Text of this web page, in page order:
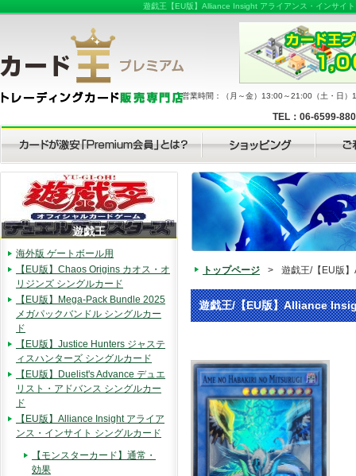
遊戯王【EU版】Alliance Insight アライアンス・インサイ
営業時間：（月～金）13:00～21:00（土・日
TEL：06-6599-
トップページ > 遊戯王/【EU版
遊戯王/【EU版】Alliance
遊戯王
海外版 ゲートボール用
【EU版】Chaos Origins カオス・オ
リジンズ シングルカード
【EU版】Mega-Pack Bundle 2025
メガパックバンドル シングルカー
ド
【EU版】Justice Hunters ジャステ
ィスハンターズ シングルカード
【EU版】Duelist's Advance デュエ
リスト・アドバンス シングルカー
ド
【EU版】Alliance Insight アライア
ンス・インサイト シングルカード
【モンスターカード】通常・
効果